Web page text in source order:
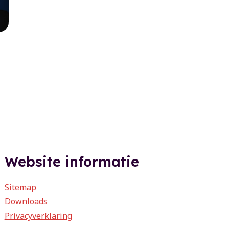
Website informatie
Sitemap
Downloads
Privacyverklaring